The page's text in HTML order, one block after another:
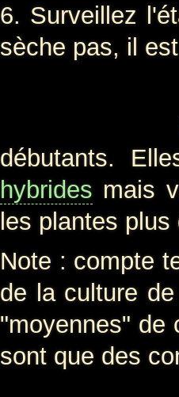
6. Surveillez
sèche pas, il
Ces
débutants.
hybrides mais
les plantes
Note : compte
de la culture
"moyennes" de
sont que des